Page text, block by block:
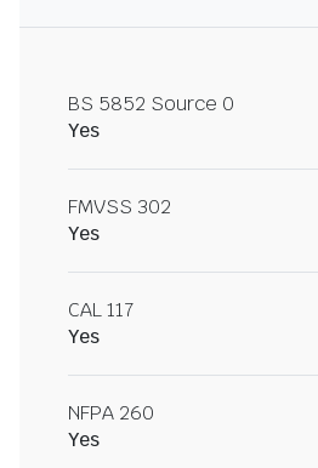
BS 5852 Source 0
Yes
FMVSS 302
Yes
CAL 117
Yes
NFPA 260
Yes